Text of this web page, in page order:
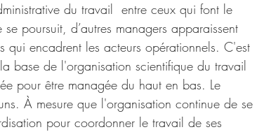
du travail ­ entre ceux qui font le
poursuit, d’autres managers apparaissent
qui encadrent les acteurs opérationnels. C'est
base de l'organisation scientifique du travail
pour être managée du haut en bas. Le
À mesure que l'organisation continue de se
pour coordonner le travail de ses